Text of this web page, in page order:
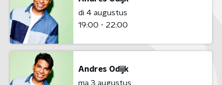
di 4 augustus
19:00 - 22:00
Andres Odijk
ma 3 augustus